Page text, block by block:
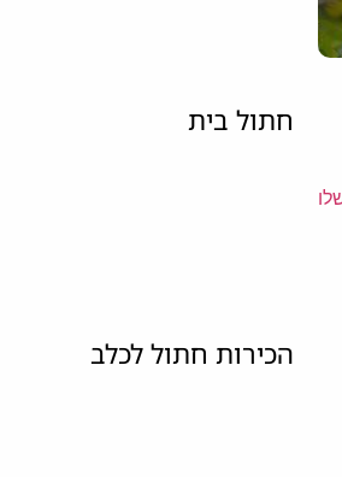
חתול בית
הכירות חתול לכלב